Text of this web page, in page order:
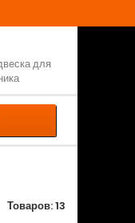
Товаров: 13